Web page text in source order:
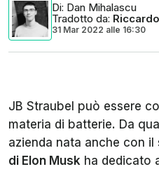
Di: Dan Mihalascu
Tradotto da:
31 Mar 2022 alle 16:30
JB Straubel può essere
materia di batterie. Da
azienda nata anche con il
di Elon Musk ha dedicato